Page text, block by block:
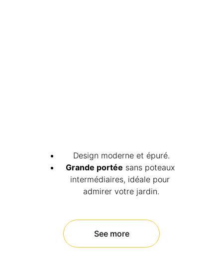
Design moderne et épuré.
Grande portée sans poteaux
intermédiaires, idéale pour
admirer votre jardin.
See more